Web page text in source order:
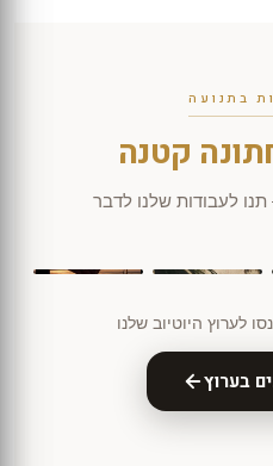
בתנועה
קטנה
תנו לעבודות שלנו לדבר
לערוץ היוטיוב שלנו
בערוץ